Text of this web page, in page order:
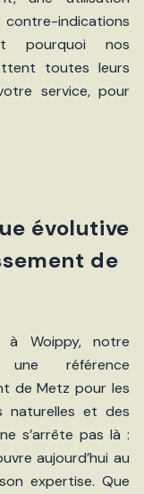
indications
pourquoi nos
toutes leurs
service, pour
évolutive
de
à Woippy, notre
référence
de Metz pour les
naturelles et des
s’arrête pas là :
aujourd’hui au
expertise. Que